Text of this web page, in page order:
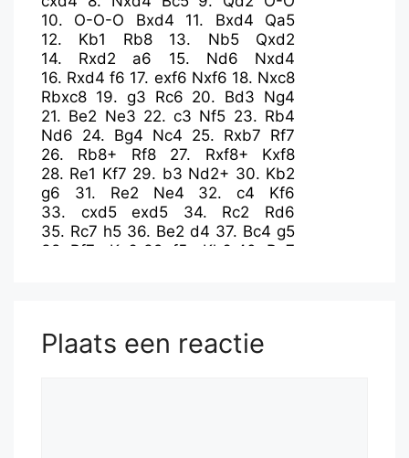
10. O-O-O Bxd4 11. Bxd4
Qa5
12. Kb1 Rb8 13. Nb5
Qxd2
14. Rxd2 a6 15. Nd6
Nxd4
16. Rxd4 f6 17. exf6 Nxf6 18. Nxc8
Rbxc8 19. g3 Rc6 20. Bd3 Ng4
21. Be2 Ne3 22.c3 Nf5 23. Rb4
Nd6 24. Bg4 Nc4 25. Rxb7 Rf7
26. Rb8+ Rf8 27. Rxf8+
Kxf8
28. Re1 Kf7 29. b3 Nd2+ 30. Kb2
g6
31. Re2 Ne4 32.c4
Kf6
33. cxd5 exd5 34. Rc2
Rd6
35. Rc7 h5 36. Be2 d4 37. Bc4 g5
38. Rf7+ Kg6 39. f5+ Kh6 40. Re7
Plaats een reactie